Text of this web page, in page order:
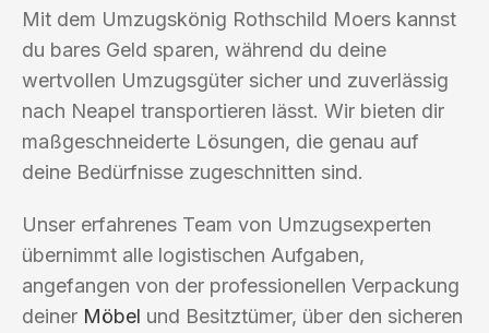
Mit dem Umzugskönig Rothschild Moers kannst
du bares Geld sparen, während du deine
wertvollen Umzugsgüter sicher und zuverlässig
nach Neapel transportieren lässt. Wir bieten dir
maßgeschneiderte Lösungen, die genau auf
deine Bedürfnisse zugeschnitten sind.
Unser erfahrenes Team von Umzugsexperten
übernimmt alle logistischen Aufgaben,
angefangen von der professionellen Verpackung
deiner Möbel und Besitztümer, über den sicheren